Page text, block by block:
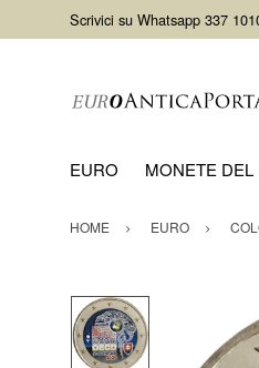
Scrivici su Whatsapp 337
EURO MONETE
HOME EURO